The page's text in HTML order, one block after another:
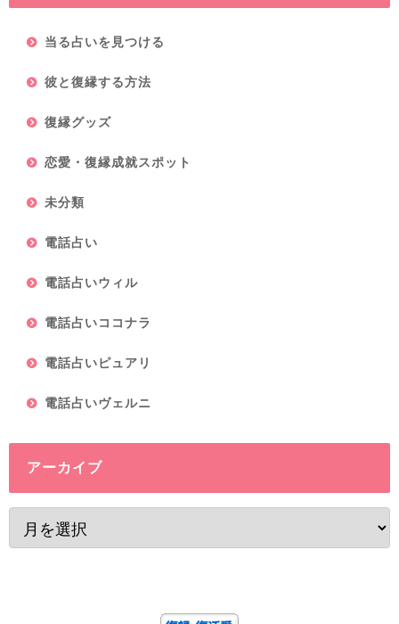
当る占いを見つける
彼と復縁する方法
復縁グッズ
恋愛・復縁成就スポット
未分類
電話占い
電話占いウィル
電話占いココナラ
電話占いピュアリ
電話占いヴェルニ
アーカイブ